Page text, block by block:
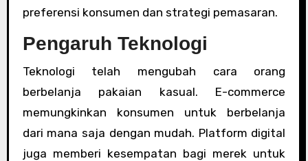
preferensi konsumen dan strategi pemasaran.
Pengaruh Teknologi
Teknologi telah mengubah cara orang
berbelanja pakaian kasual. E-commerce
memungkinkan konsumen untuk berbelanja
dari mana saja dengan mudah. Platform digital
juga memberi kesempatan bagi merek untuk